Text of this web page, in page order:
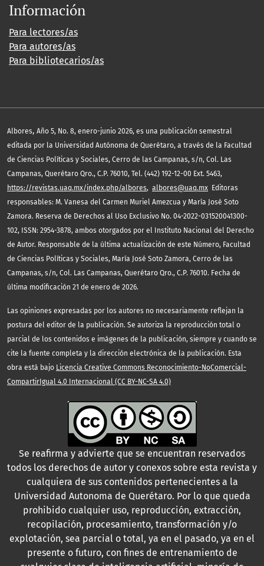
Información
Para lectores/as
Para autores/as
Para bibliotecarios/as
Albores, Año 5, No. 8, enero-junio 2026, es una publicación semestral
editada por la Universidad Autónoma de Querétaro, a través de la Facultad
de Ciencias Políticas y Sociales, Cerro de las Campanas, s/n, Col. Las
Campanas, Querétaro Qro., C.P. 76010, Tel. (442) 192-12-00 Ext. 5463,
https://revistas.uaq.mx/index.php/albores, albores@uaq.mx Editoras
responsables: M. Vanesa del Carmen Muriel Amezcua y María José Soto
Zamora. Reserva de Derechos al Uso Exclusivo No. 04-2022-031520041300-
102, ISSN: 2954-3878, ambos otorgados por el Instituto Nacional del Derecho
de Autor. Responsable de la última actualización de este Número, Facultad
de Ciencias Políticas y Sociales, María José Soto Zamora, Cerro de las
Campanas, s/n, Col. Las Campanas, Querétaro Qro., C.P. 76010. Fecha de
última modificación 21 de enero de 2026.
Las opiniones expresadas por los autores no necesariamente reflejan la
postura del editor de la publicación. Se autoriza la reproducción total o
parcial de los contenidos e imágenes de la publicación, siempre y cuando se
cite la fuente completa y la dirección electrónica de la publicación. Esta
obra está bajo Licencia Creative Commons Reconocimiento-NoComercial-
CompartirIgual 4.0 Internacional (CC BY-NC-SA 4.0)
Se reafirma y advierte que se encuentran reservados
todos los derechos de autor y conexos sobre esta revista y
cualquiera de sus contenidos pertenecientes a la
Universidad Autonoma de Querétaro. Por lo que queda
prohibido cualquier uso, reproducción, extracción,
recopilación, procesamiento, transformación y/o
explotación, sea parcial o total, ya en el pasado, ya en el
presente o futuro, con fines de entrenamiento de